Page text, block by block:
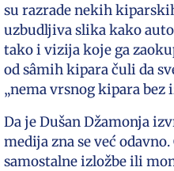
su razrade nekih
uzbudljiva slika kako
tako i vizija koje ga
od sâmih kipara čuli da
„nema vrsnog kipara bez
Da je Dušan Džamonja
medija zna se već
samostalne izložbe ili